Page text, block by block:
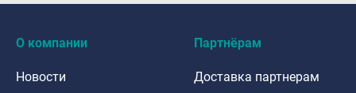
О компании
Новости
Партнёрам
Доставка партнерам